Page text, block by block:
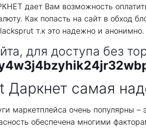
дает Вам возможность
Как попасть на сайт в обход
т.к это надежно и
для доступа без
Даркнет самая
маркетплейса очень популярны –
обеспечена многими